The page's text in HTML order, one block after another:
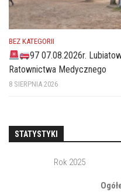
BEZ KATEGORII
97 07.08.2026r.
Ratownictwa Medycznego
8 SIERPNIA 2026
STATYSTYKI
Rok 2025